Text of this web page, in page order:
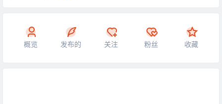
概览 发布的 关注 粉丝 收藏